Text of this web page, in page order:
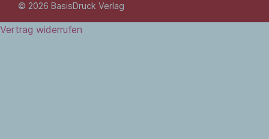
© 2026 BasisDruck Verlag
Vertrag widerrufen